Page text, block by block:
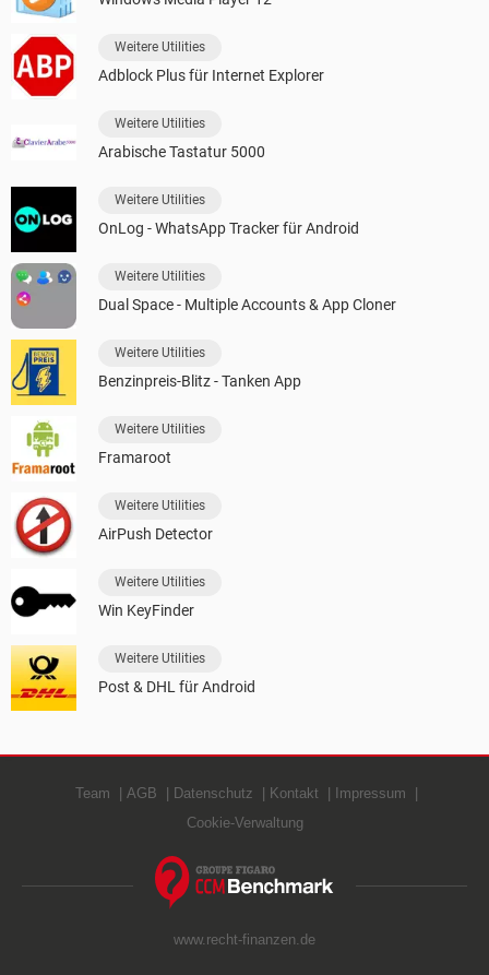
Weitere Utilities
Adblock Plus für Internet Explorer
Weitere Utilities
Arabische Tastatur 5000
Weitere Utilities
OnLog - WhatsApp Tracker für Android
Weitere Utilities
Dual Space - Multiple Accounts & App Cloner
Weitere Utilities
Benzinpreis-Blitz - Tanken App
Weitere Utilities
Framaroot
Weitere Utilities
AirPush Detector
Weitere Utilities
Win KeyFinder
Weitere Utilities
Post & DHL für Android
Team AGB Datenschutz Kontakt
Impressum
Cookie-Verwaltung
www.recht-finanzen.de